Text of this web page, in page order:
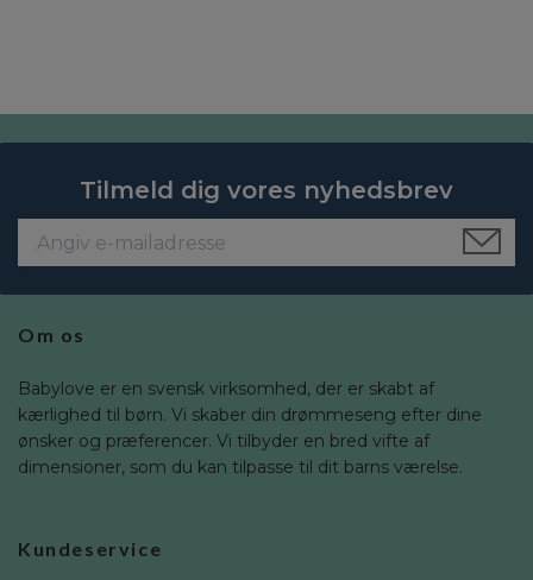
Tilmeld dig vores nyhedsbrev
Om os
Babylove er en svensk virksomhed, der er skabt af
kærlighed til børn. Vi skaber din drømmeseng efter dine
ønsker og præferencer. Vi tilbyder en bred vifte af
dimensioner, som du kan tilpasse til dit barns værelse.
Kundeservice